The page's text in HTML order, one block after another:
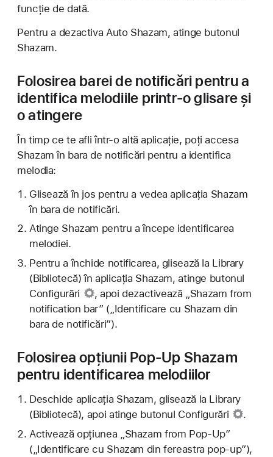
funcție de dată.
Pentru a dezactiva Auto Shazam, atinge butonul
Shazam.
Folosirea barei de notificări pentru a
identifica melodiile printr-o glisare și
o atingere
În timp ce te afli într-o altă aplicație, poți accesa
Shazam în bara de notificări pentru a identifica
melodia:
Glisează în jos pentru a vedea aplicația Shazam
în bara de notificări.
Atinge Shazam pentru a începe identificarea
melodiei.
Pentru a închide notificarea, glisează la Library
(Bibliotecă) în aplicația Shazam, atinge butonul
Configurări
, apoi dezactivează „Shazam from
notification bar” („Identificare cu Shazam din
bara de notificări”).
Folosirea opțiunii Pop-Up Shazam
pentru identificarea melodiilor
Deschide aplicația Shazam, glisează la Library
(Bibliotecă), apoi atinge butonul Configurări
.
Activează opțiunea „Shazam from Pop-Up”
(„Identificare cu Shazam din fereastra pop-up”),